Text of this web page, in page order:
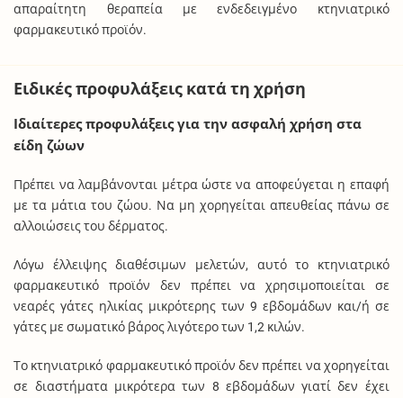
απαραίτητη θεραπεία με ενδεδειγμένο κτηνιατρικό
φαρμακευτικό προϊόν.
Ειδικές προφυλάξεις κατά τη χρήση
Ιδιαίτερες προφυλάξεις για την ασφαλή χρήση στα
είδη ζώων
Πρέπει να λαμβάνονται μέτρα ώστε να αποφεύγεται η επαφή
με τα μάτια του ζώου. Να μη χορηγείται απευθείας πάνω σε
αλλοιώσεις του δέρματος.
Λόγω έλλειψης διαθέσιμων μελετών, αυτό το κτηνιατρικό
φαρμακευτικό προϊόν δεν πρέπει να χρησιμοποιείται σε
νεαρές γάτες ηλικίας μικρότερης των 9 εβδομάδων και/ή σε
γάτες με σωματικό βάρος λιγότερο των 1,2 κιλών.
Το κτηνιατρικό φαρμακευτικό προϊόν δεν πρέπει να χορηγείται
σε διαστήματα μικρότερα των 8 εβδομάδων γιατί δεν έχει